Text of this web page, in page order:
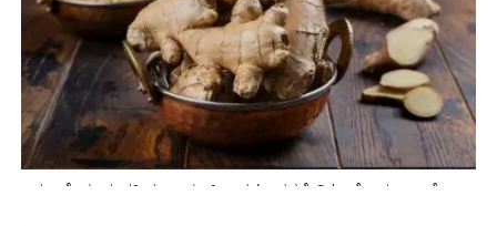
ಇನ್ಮುಂದೆ ಯಾರೂ ‘ಹಿಮಾಲಯನ್ ಉಪ್ಪು’ ಬಳಸಬೇಡಿ.! ಆರೋಗ್ಯ ಇಲಾಖೆ